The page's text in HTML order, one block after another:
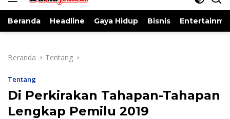
Beranda Headline Gaya Hidup Bisnis
Beranda Tentang
Tentang
Di Perkirakan Tahapan-Tahapan
Lengkap Pemilu 2019